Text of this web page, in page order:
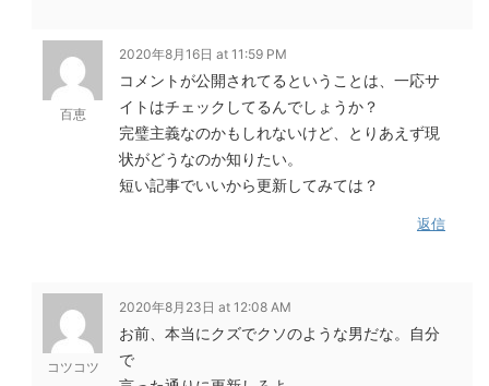
百恵
2020年8月16日 at 11:59 PM
コメントが公開されてるということは、一応サ
イトはチェックしてるんでしょうか？
完璧主義なのかもしれないけど、とりあえず現
状がどうなのか知りたい。
短い記事でいいから更新してみては？
返信
コツコツ
2020年8月23日 at 12:08 AM
お前、本当にクズでクソのような男だな。自分
で